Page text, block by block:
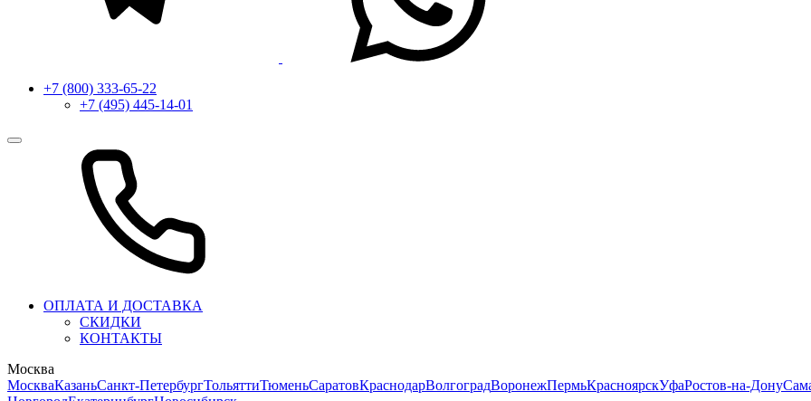
+7 (800) 333-65-22
+7 (495) 445-14-01
ОПЛАТА И ДОСТАВКА
СКИДКИ
КОНТАКТЫ
Москва
МоскваКазаньСанкт-ПетербургТольяттиТюменьСаратовКраснодарВолгоградВоронежПермьКрасноярскУфаРостов-на-Дону